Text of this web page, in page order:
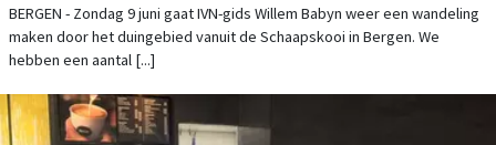
BERGEN - Zondag 9 juni gaat IVN-gids Willem Babyn weer een wandeling
maken door het duingebied vanuit de Schaapskooi in Bergen. We
hebben een aantal [...]